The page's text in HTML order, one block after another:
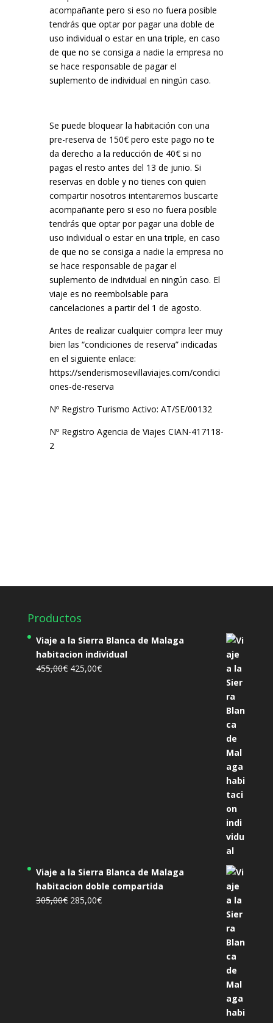
acompañante pero si eso no fuera posible
tendrás que optar por pagar una doble de
uso individual o estar en una triple, en caso
de que no se consiga a nadie la empresa no
se hace responsable de pagar el
suplemento de individual en ningún caso.
Se puede bloquear la habitación con una
pre-reserva de 150€ pero este pago no te
da derecho a la reducción de 40€ si no
pagas el resto antes del 13 de junio. Si
reservas en doble y no tienes con quien
compartir nosotros intentaremos buscarte
acompañante pero si eso no fuera posible
tendrás que optar por pagar una doble de
uso individual o estar en una triple, en caso
de que no se consiga a nadie la empresa no
se hace responsable de pagar el
suplemento de individual en ningún caso. El
viaje es no reembolsable para
cancelaciones a partir del 1 de agosto.
Antes de realizar cualquier compra leer muy
bien las “condiciones de reserva” indicadas
en el siguiente enlace:
https://senderismosevillaviajes.com/condici
ones-de-reserva
Nº Registro Turismo Activo: AT/SE/00132
Nº Registro Agencia de Viajes CIAN-417118-
2
Productos
Viaje a la Sierra Blanca de Malaga
habitacion individual
455,00€ El
425,00€El
Viaje a la Sierra Blanca de Malaga
habitacion doble compartida
305,00€ El
285,00€El